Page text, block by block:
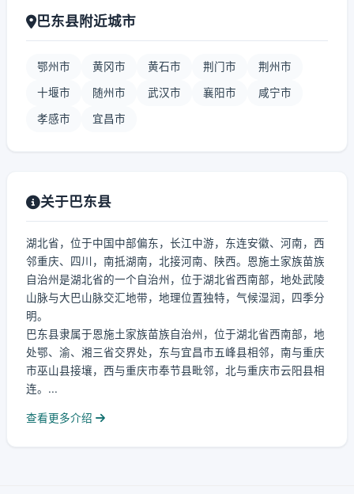
巴东县附近城市
鄂州市 黄冈市 黄石市 荆门市 荆州市
十堰市 随州市 武汉市 襄阳市 咸宁市
孝感市 宜昌市
关于巴东县
湖北省，位于中国中部偏东，长江中游，东连安徽、河南，西
邻重庆、四川，南抵湖南，北接河南、陕西。恩施土家族苗族
自治州是湖北省的一个自治州，位于湖北省西南部，地处武陵
山脉与大巴山脉交汇地带，地理位置独特，气候湿润，四季分
明。
巴东县隶属于恩施土家族苗族自治州，位于湖北省西南部，地
处鄂、渝、湘三省交界处，东与宜昌市五峰县相邻，南与重庆
市巫山县接壤，西与重庆市奉节县毗邻，北与重庆市云阳县相
连。...
查看更多介绍